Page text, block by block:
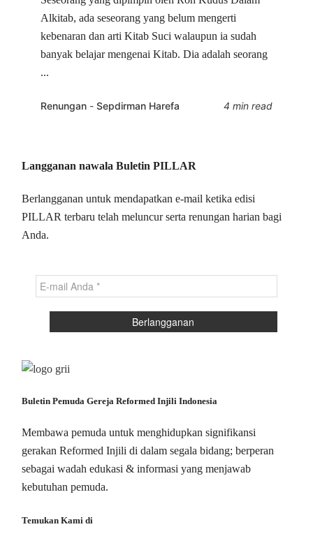
Alkitab, ada seseorang yang belum mengerti
kebenaran dan arti Kitab Suci walaupun ia sudah
banyak belajar mengenai Kitab. Dia adalah seorang
...
Renungan -Sepdirman Harefa 4 min read
Langganan nawala Buletin PILLAR
Berlangganan untuk mendapatkan e-mail ketika edisi
PILLAR terbaru telah meluncur serta renungan harian bagi
Anda.
Buletin Pemuda Gereja Reformed Injili Indonesia
Membawa pemuda untuk menghidupkan signifikansi
gerakan Reformed Injili di dalam segala bidang; berperan
sebagai wadah edukasi & informasi yang menjawab
kebutuhan pemuda.
Temukan Kami di